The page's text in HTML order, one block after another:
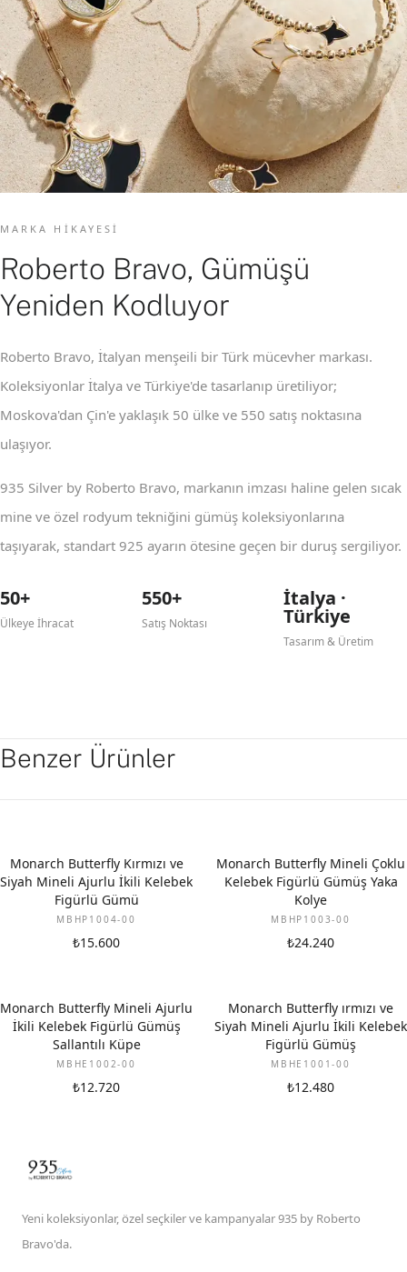
MARKA HIKAYESI
Roberto Bravo, Gümüşü
Yeniden Kodluyor
Roberto Bravo, İtalyan menşeili bir Türk mücevher markası.
Koleksiyonlar İtalya ve Türkiye'de tasarlanıp üretiliyor;
Moskova'dan Çin'e yaklaşık 50 ülke ve 550 satış noktasına
ulaşıyor.
935 Silver by Roberto Bravo, markanın imzası haline gelen sıcak
mine ve özel rodyum tekniğini gümüş koleksiyonlarına
taşıyarak, standart 925 ayarın ötesine geçen bir duruş sergiliyor.
50+
Ülkeye İhracat
550+
Satış Noktası
İtalya ·
Türkiye
Tasarım & Üretim
Benzer Ürünler
Monarch Butterfly Kırmızı ve
Siyah Mineli Ajurlu İkili Kelebek
Figürlü Gümü
MBHP1004-00
₺15.600
Monarch Butterfly Mineli Çoklu
Kelebek Figürlü Gümüş Yaka
Kolye
MBHP1003-00
₺24.240
Monarch Butterfly Mineli Ajurlu
İkili Kelebek Figürlü Gümüş
Sallantılı Küpe
MBHE1002-00
₺12.720
Monarch Butterfly ırmızı ve
Siyah Mineli Ajurlu İkili Kelebek
Figürlü Gümüş
MBHE1001-00
₺12.480
Yeni koleksiyonlar, özel seçkiler ve kampanyalar 935 by Roberto
Bravo'da.